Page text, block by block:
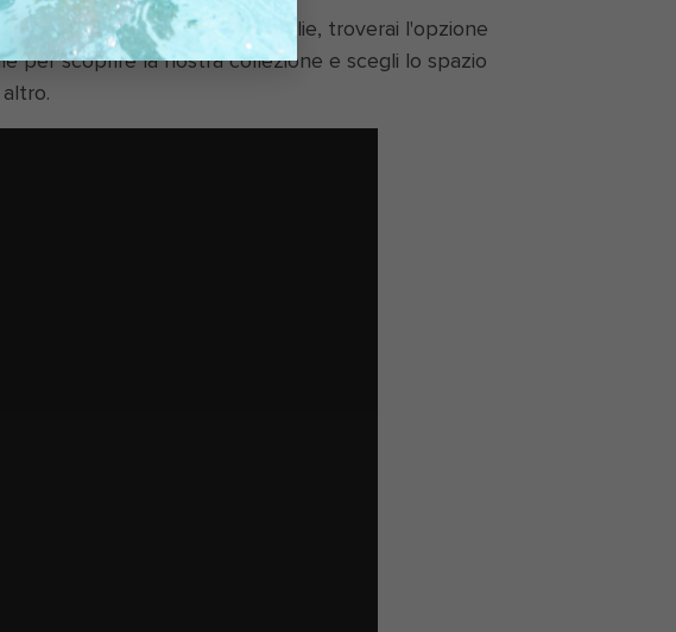
alle spaziose suite per famiglie, troverai l'opzione
per scoprire la nostra collezione e scegli lo spazio